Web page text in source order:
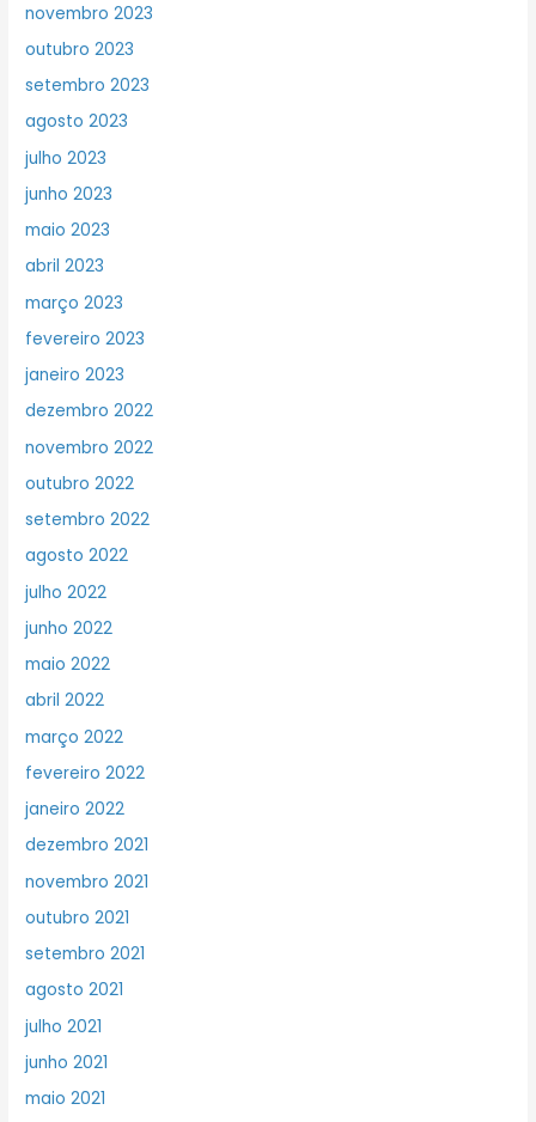
novembro 2023
outubro 2023
setembro 2023
agosto 2023
julho 2023
junho 2023
maio 2023
abril 2023
março 2023
fevereiro 2023
janeiro 2023
dezembro 2022
novembro 2022
outubro 2022
setembro 2022
agosto 2022
julho 2022
junho 2022
maio 2022
abril 2022
março 2022
fevereiro 2022
janeiro 2022
dezembro 2021
novembro 2021
outubro 2021
setembro 2021
agosto 2021
julho 2021
junho 2021
maio 2021